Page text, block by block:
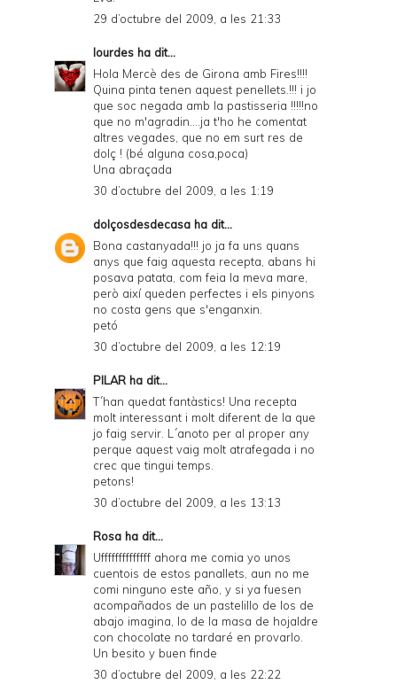
29 d’octubre del 2009, a les 21:33
lourdes ha dit...
Hola Mercè des de Girona amb Fires!!!!
Quina pinta tenen aquest penellets.!!! i jo
que soc negada amb la pastisseria !!!!!no
que no m'agradin....ja t'ho he comentat
altres vegades, que no em surt res de
dolç ! (bé alguna cosa,poca)
Una abraçada
30 d’octubre del 2009, a les 1:19
dolçosdesdecasa ha dit...
Bona castanyada!!! jo ja fa uns quans
anys que faig aquesta recepta, abans hi
posava patata, com feia la meva mare,
però així queden perfectes i els pinyons
no costa gens que s'enganxin.
petó
30 d’octubre del 2009, a les 12:19
PILAR ha dit...
T´han quedat fantàstics! Una recepta
molt interessant i molt diferent de la que
jo faig servir. L´anoto per al proper any
perque aquest vaig molt atrafegada i no
crec que tingui temps.
petons!
30 d’octubre del 2009, a les 13:13
Rosa ha dit...
Uffffffffffffff ahora me comia yo unos
cuentois de estos panallets, aun no me
comi ninguno este año, y si ya fuesen
acompañados de un pastelillo de los de
abajo imagina, lo de la masa de hojaldre
con chocolate no tardaré en provarlo.
Un besito y buen finde
30 d’octubre del 2009, a les 22:22